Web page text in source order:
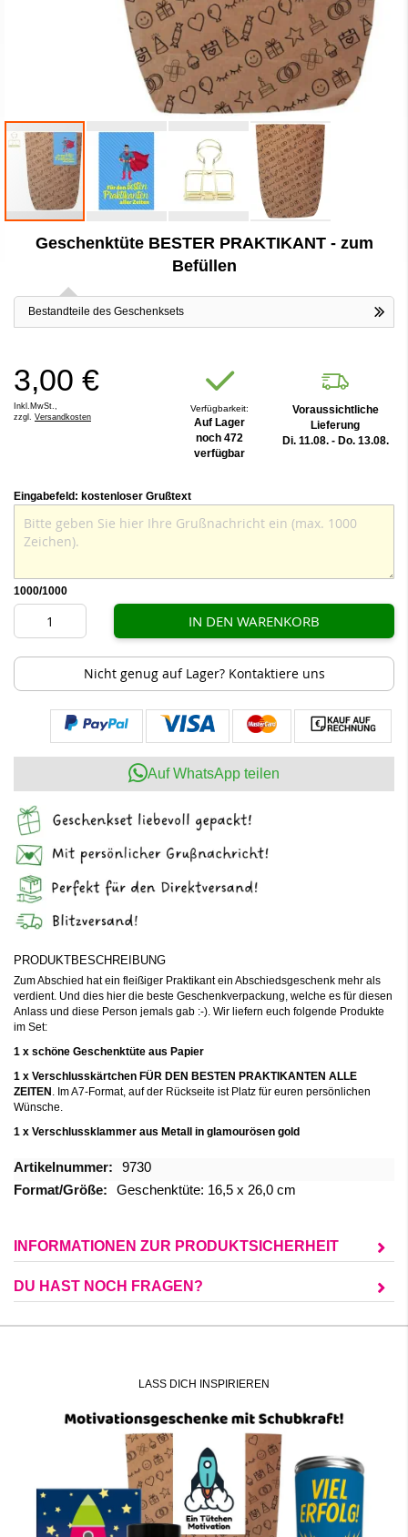
AnfangGeschenktüte BESTER PRAKTIKANT - zum
Befüllen
Bestandteile des Geschenksets
3,00 €
Inkl.MwSt.,
zzgl. Versandkosten
Verfügbarkeit:
Auf Lager
noch 472
verfügbar
Voraussichtliche
Lieferung
Di. 11.08. - Do. 13.08.
Eingabefeld: kostenloser Grußtext
1000/1000
IN DEN WARENKORB
Nicht genug auf Lager? Kontaktiere uns
Auf WhatsApp teilen
PRODUKTBESCHREIBUNG
Zum Abschied hat ein fleißiger Praktikant ein Abschiedsgeschenk mehr als
verdient. Und dies hier die beste Geschenkverpackung, welche es für diesen
Anlass und diese Person jemals gab :-). Wir liefern euch folgende Produkte
im Set:
1 x schöne Geschenktüte aus Papier
1 x Verschlusskärtchen FÜR DEN BESTEN PRAKTIKANTEN ALLE
ZEITEN . Im A7-Format, auf der Rückseite ist Platz für euren persönlichen
Wünsche.
1 x Verschlussklammer aus Metall in glamourösen gold
Mehr
Informationen
9730
Geschenktüte: 16,5 x 26,0 cm
INFORMATIONEN ZUR PRODUKTSICHERHEIT
DU HAST NOCH FRAGEN?
LASS DICH INSPIRIEREN